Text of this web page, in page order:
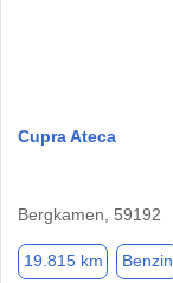
Cupra Ateca
Bergkamen, 59192
19.815 km Benzin